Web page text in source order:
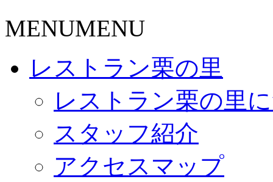
MENUMENU
レストラン栗の里
レストラン栗の里
スタッフ紹介
アクセスマップ